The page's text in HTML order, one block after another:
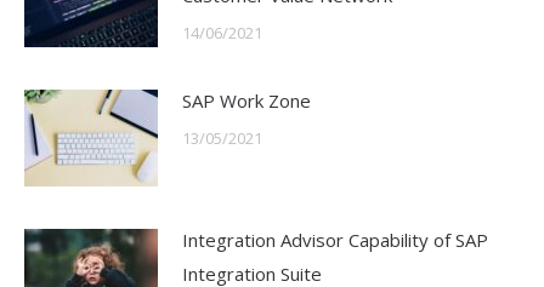
14/06/2021
SAP Work Zone
13/05/2021
Integration Advisor Capability of SAP
Integration Suite